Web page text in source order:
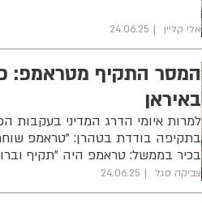
אלי קליין 24.06.25
המסר התקיף מטראמפ:
באיראן
למרות איומי הדרג המדיני
בתקיפה בודדת בטהרן: "טראמפ
בכיר בממשל: טראמפ היה "תקיף
צביקה סגל 24.06.25